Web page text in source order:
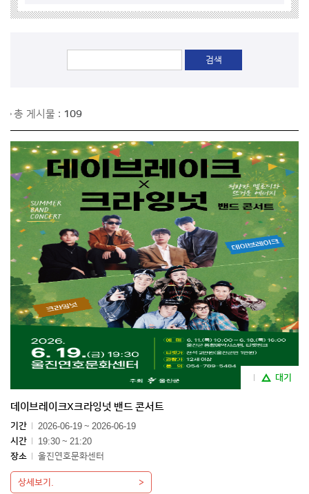
총 게시물 : 109
대기
데이브레이크X크라잉넛 밴드 콘서트
기간
2026-06-19 ~ 2026-06-19
시간
19:30 ~ 21:20
장소
울진연호문화센터
상세보기.